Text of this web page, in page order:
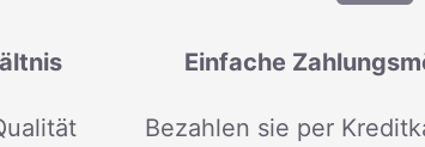
Einfache
Bezahlen sie per